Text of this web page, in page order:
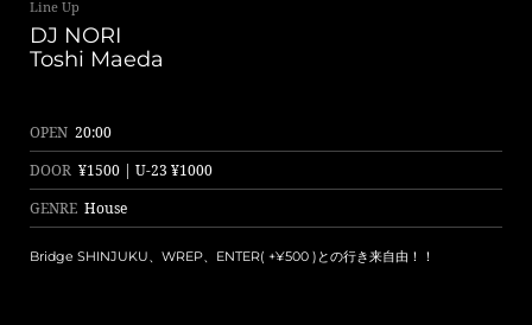
Line Up
DJ NORI
Toshi Maeda
OPEN 20:00
DOOR ¥1500 | U-23 ¥1000
GENRE House
Bridge SHINJUKU、WREP、ENTER( +¥500 )との行き来自由！！